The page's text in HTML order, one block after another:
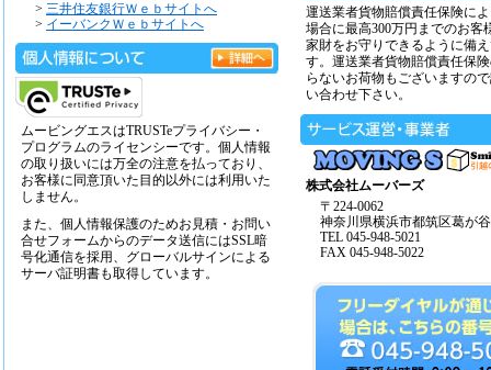
> 三井住友銀行Ｗｅｂサイトへ
> イーバンクＷｅｂサイトへ
ムービングエスはTRUSTeプライバシー・
プログラムのライセンシーです。個人情報
の取り扱いには万全の注意を払っており、
お客様に同意頂いた目的以外には利用いた
しません。
また、個人情報保護のためお見積・お問い
合せフォームからのデータ送信にはSSL暗
号化通信を採用、グローバルサインによる
サーバ証明書も取得しています。
運送業者貨物賠償責任保険に
場合に最高300万円までのお客
家財をお守りできるように備
す。運送業者貨物賠償責任保
らないお荷物もございますの
い合わせ下さい。
株式会社ムーバーズ
〒224-0062
神奈川県横浜市都筑区葛が
TEL 045-948-5021
FAX 045-948-5022